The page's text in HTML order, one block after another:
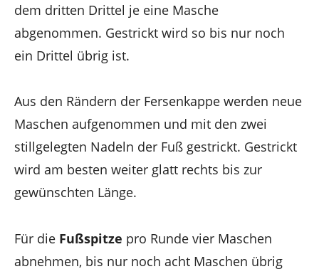
dem dritten Drittel je eine Masche
abgenommen. Gestrickt wird so bis nur noch
ein Drittel übrig ist.
Aus den Rändern der Fersenkappe werden neue
Maschen aufgenommen und mit den zwei
stillgelegten Nadeln der Fuß gestrickt. Gestrickt
wird am besten weiter glatt rechts bis zur
gewünschten Länge.
Für die Fußspitze pro Runde vier Maschen
abnehmen, bis nur noch acht Maschen übrig